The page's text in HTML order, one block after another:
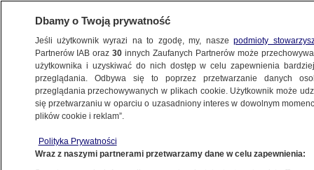
ŚWIAT
czerwca
Dbamy o Twoją prywatność
Jeśli użytkownik wyrazi na to zgodę, my, naszepodmioty
Partnerów IAB oraz30 innych Zaufanych Partnerów może
użytkownika i uzyskiwać do nich dostęp w celu zapewnienia
przeglądania. Odbywa się to poprzez przetwarzanie danych
przeglądania przechowywanych w plikach cookie. Użytkownik może
się przetwarzaniu w oparciu o uzasadniony interes w dowolnym
plików cookie i reklam”.
Polityka Prywatności
Wraz z naszymi partnerami przetwarzamy dane w celu zapewnienia: